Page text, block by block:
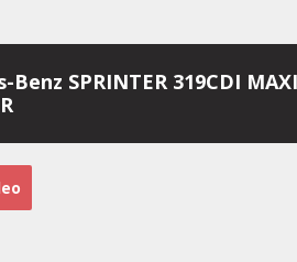
Benz SPRINTER 319CDI